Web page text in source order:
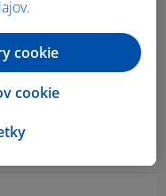
.
cookie
cookie